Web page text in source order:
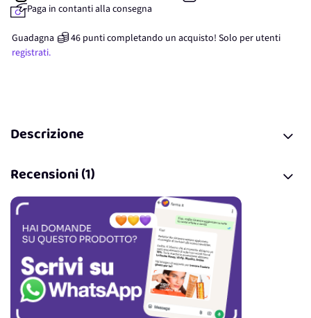
Paga in contanti alla consegna
Guadagna 46 punticompletando un acquisto! Solo per utenti
registrati.
Descrizione
Recensioni (1)